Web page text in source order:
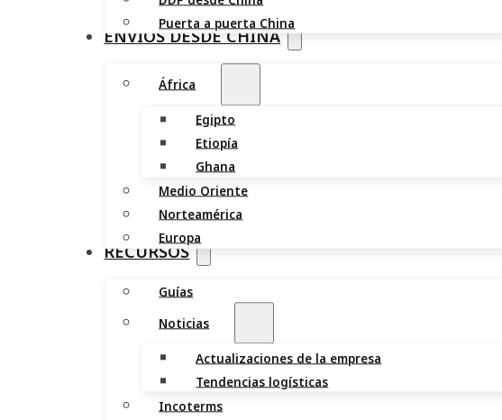
Puerta a puerta China
ENVÍOS DESDE CHINA
África
Egipto
Etiopía
Ghana
Medio Oriente
Norteamérica
Europa
RECURSOS
Guías
Noticias
Actualizaciones de la empresa
Tendencias logísticas
Incoterms